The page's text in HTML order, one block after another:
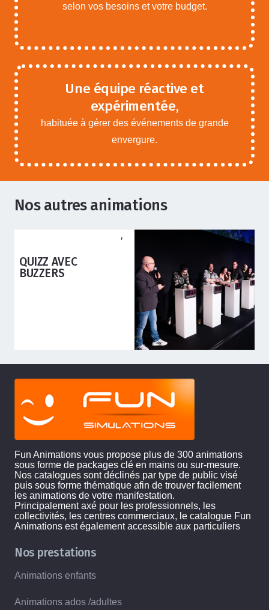
selon vos besoins et votre budget.
Une équipe réactive et
expérimentée,
habituée à gérer des événements de grande
envergure.
Nos autres animations
ANIMATIONS ADOS ADULTES
PRO
Fun Animations vous propose plus de 300 animations
sous forme de packages clé en mains ou sur-mesure.
Nos catalogues sont déclinés par type de public visé
puis sous forme thématique afin de trouver facilement
les animations de votre manifestation.
Principalement axé pour les professionnels, les
collectivités, les centres commerciaux, le catalogue Fun
Animations est également accessible aux particuliers
Nos prestations
Animations enfants
Animations ados /adultes